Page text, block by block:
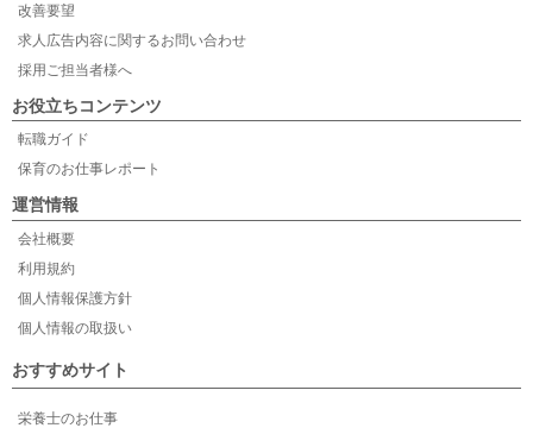
改善要望
求人広告内容に関するお問い合わせ
採用ご担当者様へ
お役立ちコンテンツ
転職ガイド
保育のお仕事レポート
運営情報
会社概要
利用規約
個人情報保護方針
個人情報の取扱い
おすすめサイト
栄養士のお仕事